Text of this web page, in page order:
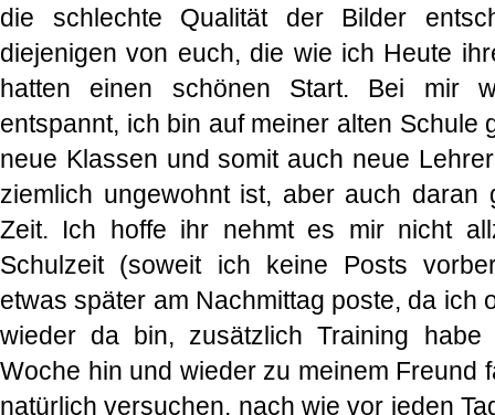
die schlechte Qualität der Bilder
diejenigen von euch, die wie ich Heute
hatten einen schönen Start. Bei mir
entspannt, ich bin auf meiner alten Schule
neue Klassen und somit auch neue
ziemlich ungewohnt ist, aber auch daran
Zeit. Ich hoffe ihr nehmt es mir nicht
Schulzeit (soweit ich keine Posts
etwas später am Nachmittag poste, da ich
wieder da bin, zusätzlich Training
Woche hin und wieder zu meinem Freund
natürlich versuchen, nach wie vor jeden